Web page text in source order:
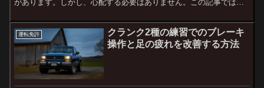
があります。しかし、心配する必要はありません。この記事では、
運転免許
クランク2種の練習でのブレーキ
操作と足の疲れを改善する方法